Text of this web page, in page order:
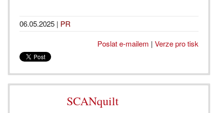
06.05.2025 | PR
Poslat e-mailem | Verze pro tisk
SCANquilt